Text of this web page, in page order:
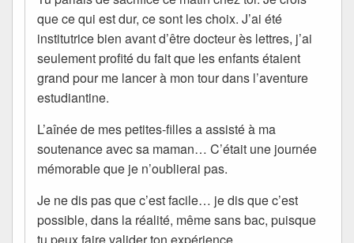
que ce qui est dur, ce sont les choix. J’ai été
institutrice bien avant d’être docteur ès lettres, j’ai
seulement profité du fait que les enfants étaient
grand pour me lancer à mon tour dans l’aventure
estudiantine.
L’aînée de mes petites-filles a assisté à ma
soutenance avec sa maman… C’était une journée
mémorable que je n’oublierai pas.
Je ne dis pas que c’est facile… je dis que c’est
possible, dans la réalité, même sans bac, puisque